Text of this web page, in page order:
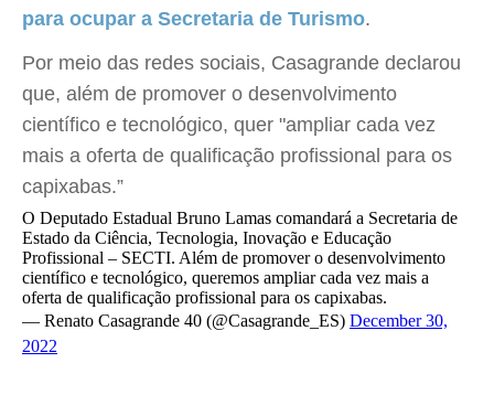
para ocupar a Secretaria de Turismo.
Por meio das redes sociais, Casagrande declarou
que, além de promover o desenvolvimento
científico e tecnológico, quer "ampliar cada vez
mais a oferta de qualificação profissional para os
capixabas.”
O Deputado Estadual Bruno Lamas comandará a Secretaria de
Estado da Ciência, Tecnologia, Inovação e Educação
Profissional – SECTI. Além de promover o desenvolvimento
científico e tecnológico, queremos ampliar cada vez mais a
oferta de qualificação profissional para os capixabas.
— Renato Casagrande 40 (@Casagrande_ES) December 30,
2022